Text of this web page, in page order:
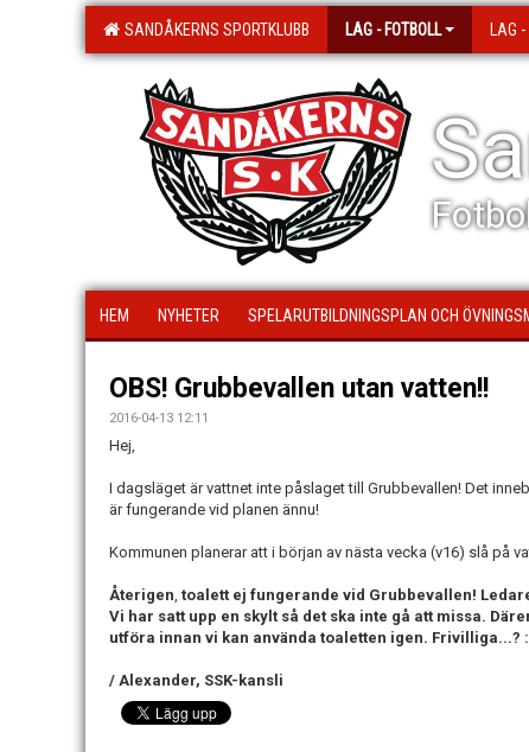
SANDÅKERNS SPORTKLUBB LAG - FOTBOLL LAG
HEM NYHETER SPELARUTBILDNINGSPLAN OCH
OBS! Grubbevallen utan vatten!!
2016-04-13 12:11
Hej,
I dagsläget är vattnet inte påslaget till Grubbevallen! Det
är fungerande vid planen ännu!
Kommunen planerar att i början av nästa vecka (v16) slå på
Återigen, toalett ej fungerande vid Grubbevallen!
Vi har satt upp en skylt så det ska inte gå att missa.
utföra innan vi kan använda toaletten igen. Frivilliga...?
/ Alexander, SSK-kansli